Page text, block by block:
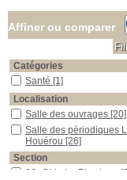
Affiner ou comparer
Catégories
SantéSanté [1]
Localisation
Salle des ouvrages
Salle des ouvrages [20]
Salle des périodiques Le
Salle des périodiques
Houérou [26]
Section
06_Chimie_Physique
06_Chimie_Physique